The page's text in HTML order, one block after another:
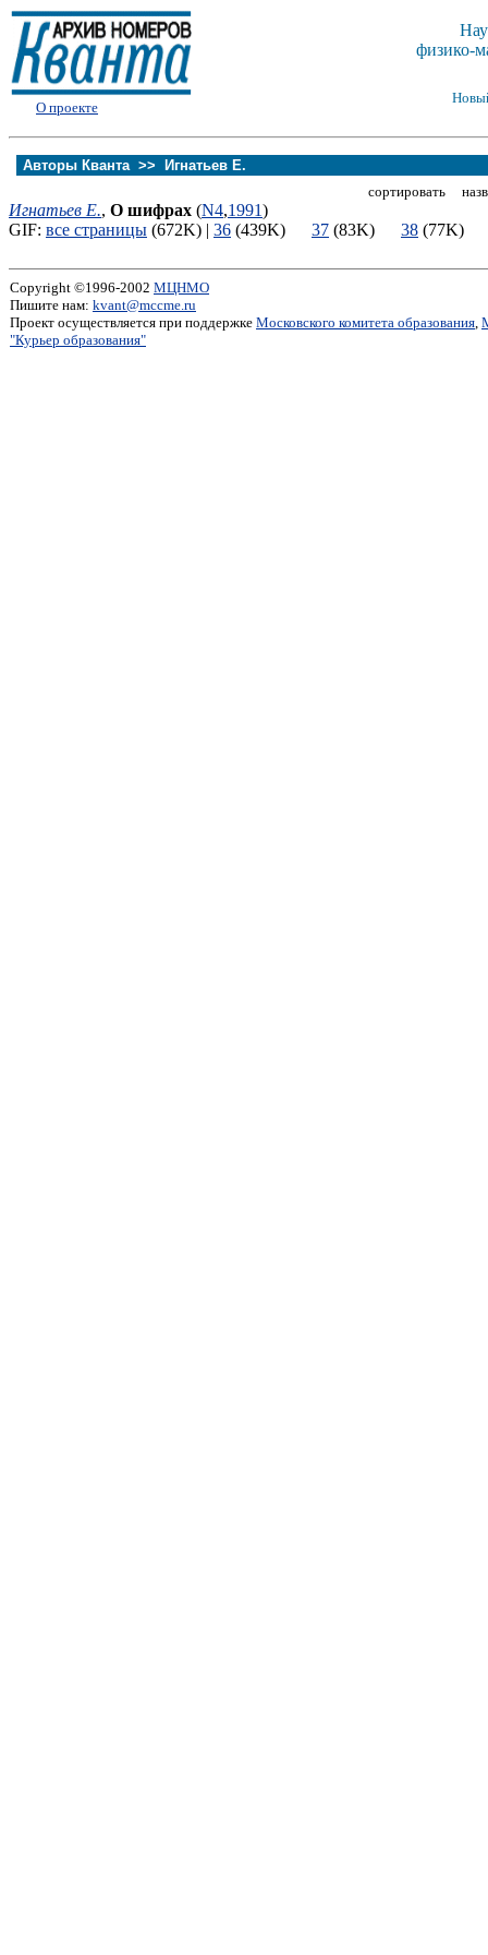
О проекте
физико-
Авторы Кванта >>
Игнатьев Е.
сортировать
Игнатьев Е., О шифрах (N4,1991)
GIF: все страницы (672K) | 36 (439K) 37 (83K) 38
Copyright ©1996-2002 МЦНМО
Пишите нам: kvant@mccme.ru
Проект осуществляется при поддержке Московского комитета образования,
"Курьер образования"